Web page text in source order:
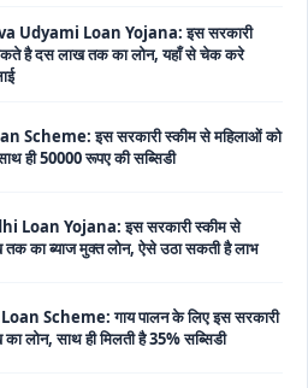
इस सरकारी स्कीम से महिलाओं को
Yojana: इस सरकारी स्कीम से
Scheme: गाय पालन के लिए इस सरकारी
इस सरकारी स्कीम से मजदूरों को मिलता